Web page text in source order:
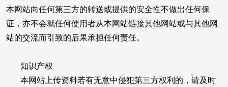
本网站向任何第三方的转送或提供的安全性不做出任何保
证，亦不会就任何使用者从本网站链接其他网站或与其他网
站的交流而引致的后果承担任何责任。
知识产权
本网站上传资料若有无意中侵犯第三方权利的，请及时